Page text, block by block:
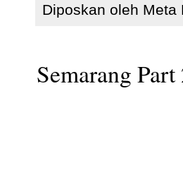
Diposkan oleh Meta
Semarang Part